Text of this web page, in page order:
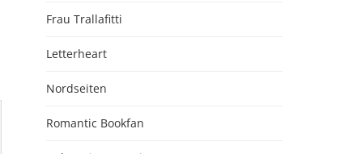
Frau Trallafitti
Letterheart
Nordseiten
Romantic Bookfan